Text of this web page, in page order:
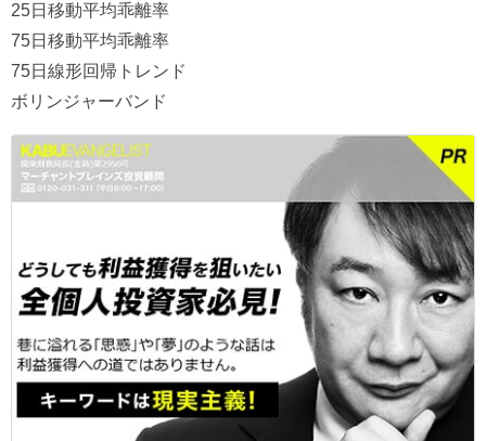
25日移動平均乖離率
75日移動平均乖離率
75日線形回帰トレンド
ボリンジャーバンド